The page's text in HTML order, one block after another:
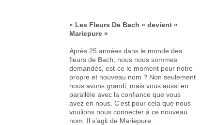
« Les Fleurs De Bach » devient «
Mariepure »
Après 25 années dans le monde des
fleurs de Bach, nous nous sommes
demandés, est-ce le moment pour notre
propre et nouveau nom ? Non seulement
nous avons grandi, mais vous aussi en
parallèle avec la confiance que vous
avez en nous. C’est pour cela que nous
voulions nous connecter à ce nouveau
nom. Il s’agit de Mariepure.